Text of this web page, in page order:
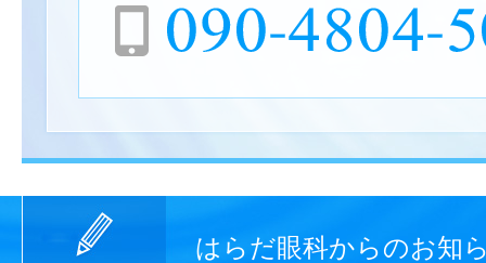
はらだ眼科からのお知